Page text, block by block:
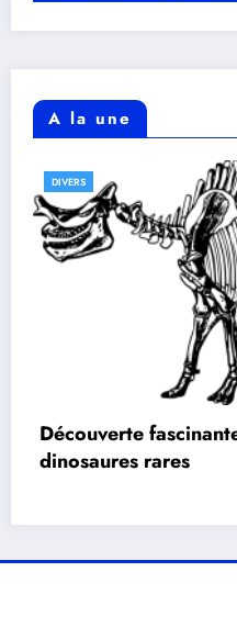
A la une
DIVERS
Découverte
dinosaures rares